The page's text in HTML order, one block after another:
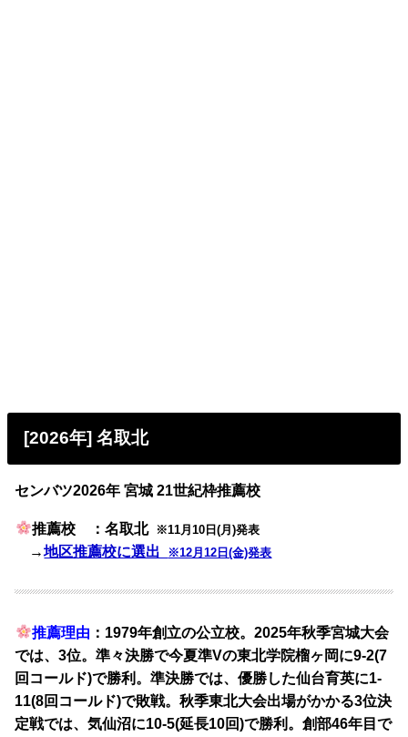
[2026年] 名取北
センバツ2026年 宮城 21世紀枠推薦校
推薦校 ：名取北 ※11月10日(月)発表
→地区推薦校に選出 ※12月12日(金)発表
推薦理由 ：1979年創立の公立校。2025年秋季宮城大会
では、3位。準々決勝で今夏準Vの東北学院榴ヶ岡に9-2(7
回コールド)で勝利。準決勝では、優勝した仙台育英に1-
11(8回コールド)で敗戦。秋季東北大会出場がかかる3位決
定戦では、気仙沼に10-5(延長10回)で勝利。創部46年目で